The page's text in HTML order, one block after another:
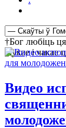
†Бог любіць
шукае і чакае
Видео